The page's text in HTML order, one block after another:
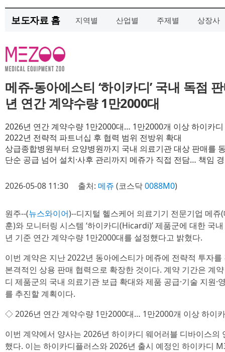
보도자료 홈 지역별 산업별 주제별 상장사
메쥬-동아에스티 ‘하이카디’ 국내 독점
년 연간 계약수량 1만2000대
2026년 연간 계약수량 1만2000대… 1만2000개 이상 하이카
2022년 전략적 파트너십 후 협력 범위 전방위 확대
상급종합병원부터 요양병원까지 국내 의료기관 대상 판매를
단순 공급 넘어 설치·사후 관리까지 메쥬가 직접 전담… 책임
2026-05-08 11:30 출처: 메쥬 (코스닥0088M0)
원주--(뉴스와이어)--디지털 헬스케어 의료기기 전문기업 메
훈)와 모니터링 시스템 ‘하이카디(Hicardi)’ 제품군에 대한 국
년 기준 연간 계약수량 1만2000대를 설정했다고 밝혔다.
이번 계약은 지난 2022년 동아에스티가 메쥬에 전략적 투자
본격적인 상용 판매 협력으로 확장한 것이다. 계약 기간은 계
디 제품군의 국내 의료기관 보급 확대와 제품 공급·기술 지원
를 추진할 계획이다.
◇ 2026년 연간 계약수량 1만2000대… 1만2000개 이상 하이
이번 계약에서 양사는 2026년 하이카디 웨어러블 디바이스
했다. 이는 하이카디플러스와 2026년 출시 예정인 하이카디